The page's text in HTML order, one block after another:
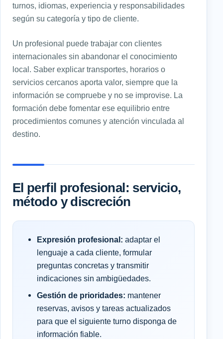
turnos, idiomas, experiencia y responsabilidades
según su categoría y tipo de cliente.
Un profesional puede trabajar con clientes
internacionales sin abandonar el conocimiento
local. Saber explicar transportes, horarios o
servicios cercanos aporta valor, siempre que la
información se compruebe y no se improvise. La
formación debe fomentar ese equilibrio entre
procedimientos comunes y atención vinculada al
destino.
El perfil profesional: servicio,
método y discreción
Expresión profesional: adaptar el
lenguaje a cada cliente, formular
preguntas concretas y transmitir
indicaciones sin ambigüedades.
Gestión de prioridades: mantener
reservas, avisos y tareas actualizados
para que el siguiente turno disponga de
información fiable.